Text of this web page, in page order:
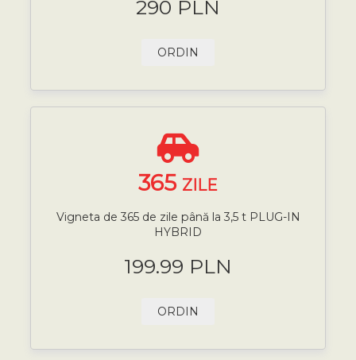
290 PLN
ORDIN
365 ZILE
Vigneta de 365 de zile până la 3,5 t PLUG-IN
HYBRID
199.99 PLN
ORDIN